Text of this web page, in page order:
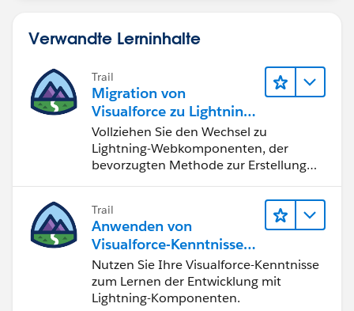
Verwandte Lerninhalte
Trail
Migration von
Visualforce zu Lightning-
Webkomponenten
Vollziehen Sie den Wechsel zu
Lightning-Webkomponenten, der
bevorzugten Methode zur Erstellung
Trail
Anwenden von
Visualforce-Kenntnissen
auf Lightning-
Komponenten
Nutzen Sie Ihre Visualforce-Kenntnisse
zum Lernen der Entwicklung mit
Lightning-Komponenten.